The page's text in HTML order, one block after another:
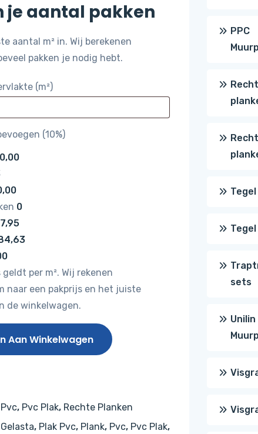
je aantal pakken
aantal m² in. Wij berekenen
pakken je nodig hebt.
(m²)
(10%)
0,00
0
per m². Wij rekenen
naar een pakprijs en het juiste
de winkelwagen.
Aan Winkelwagen
Pvc, Pvc Plak, Rechte Planken
Gelasta, Plak Pvc, Plank, Pvc, Pvc Plak,
PPC
Tegel
Tegel
sets
Unilin